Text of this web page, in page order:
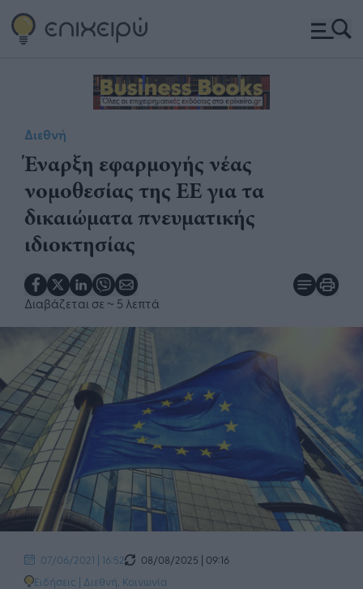
Διεθνή
Έναρξη εφαρμογής νέας
νομοθεσίας της ΕΕ για τα
δικαιώματα πνευματικής
ιδιοκτησίας
Διαβάζεται σε ~ 5 λεπτά
07/06/2021 | 16:52
08/08/2025 | 09:16
Ειδήσεις | Διεθνή Κοινωνία